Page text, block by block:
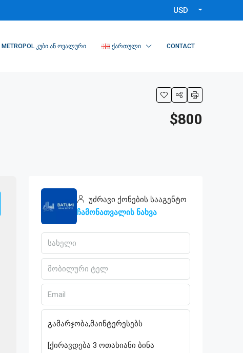
USD
METROPOL ᲙᲣᲑᲘ ᲐᲜ ᲝᲕᲐᲚᲣᲠᲘ ᲥᲐᲠᲗᲣᲚᲘ CONTACT
$800
უძრავი ქონების სააგენტო
ჩამონათვალის ნახვა